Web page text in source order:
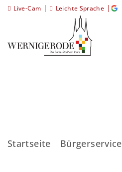
Live-Cam | Leichte Sprache |
Startseite Bürgerservice